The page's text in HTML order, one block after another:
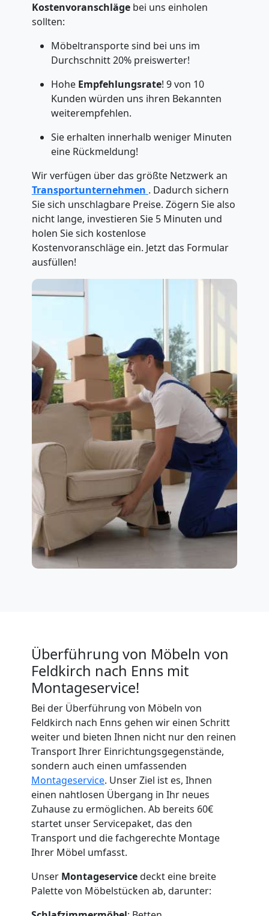
Kostenvoranschlägebei uns einholen
sollten:
Möbeltransporte sind bei uns im
Durchschnitt 20% preiswerter!
Hohe Empfehlungsrate! 9 von 10
Kunden würden uns ihren Bekannten
weiterempfehlen.
Sie erhalten innerhalb weniger Minuten
eine Rückmeldung!
Wir verfügen über das größte Netzwerk an
Transportunternehmen . Dadurch sichern
Sie sich unschlagbare Preise. Zögern Sie also
nicht lange, investieren Sie 5 Minuten und
holen Sie sich kostenlose
Kostenvoranschläge ein. Jetzt das Formular
ausfüllen!
Überführung von Möbeln von
Feldkirch nach Enns mit
Montageservice!
Bei der Überführung von Möbeln von
Feldkirch nach Enns gehen wir einen Schritt
weiter und bieten Ihnen nicht nur den reinen
Transport Ihrer Einrichtungsgegenstände,
sondern auch einen umfassenden
Montageservice. Unser Ziel ist es, Ihnen
einen nahtlosen Übergang in Ihr neues
Zuhause zu ermöglichen. Ab bereits 60€
startet unser Servicepaket, das den
Transport und die fachgerechte Montage
Ihrer Möbel umfasst.
Unser Montageservicedeckt eine breite
Palette von Möbelstücken ab, darunter: